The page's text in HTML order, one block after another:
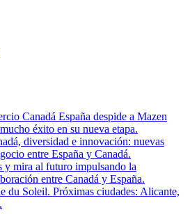
Canadá España despide a Mazen
éxito en su nueva etapa.
diversidad e innovación: nuevas
entre España y Canadá.
y mira al futuro impulsando la
entre Canadá y España.
du Soleil. Próximas ciudades: Alicante,